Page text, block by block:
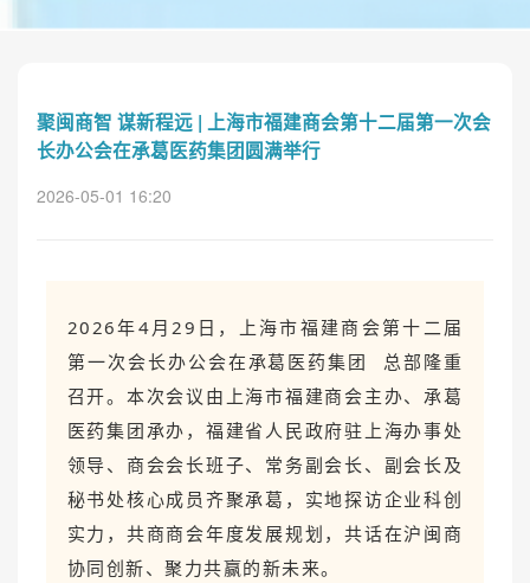
聚闽商智 谋新程远 | 上海市福建商会第十二届第一次会
长办公会在承葛医药集团圆满举行
2026-05-01 16:20
2026年4月29日，上海市福建商会第十二届
第一次会长办公会在 承葛医药集团
总部隆重
召开。本次会议由上海市福建商会主办、承葛
医药集团承办，福建省人民政府驻上海办事处
领导、商会会长班子、常务副会长、副会长及
秘书处核心成员齐聚承葛，实地探访企业科创
实力，共商商会年度发展规划，共话在沪闽商
协同创新、聚力共赢的新未来。